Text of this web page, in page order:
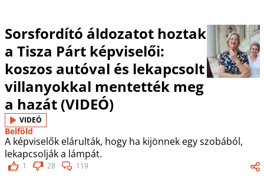
Sorsfordító áldozatot hoztak
a Tisza Párt képviselői:
koszos autóval és lekapcsolt
villanyokkal mentették meg
a hazát (VIDEÓ)
VIDEÓ
Belföld
A képviselők elárulták, hogy ha kijönnek egy szobából,
lekapcsolják a lámpát.
1 28 119